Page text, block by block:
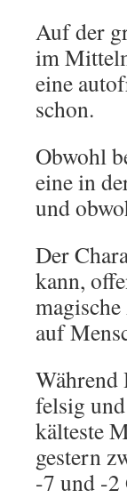
Auf der
im
eine
schon.
Obwohl
eine in
und
Der
kann,
auf
Während
felsig
kälteste
gestern
-7 und -2